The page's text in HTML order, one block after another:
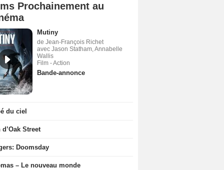
Prochainement au
Mutiny
de Jean-François Richet
avec Jason Statham, Annabelle
Wallis
Film - Action
Bande-annonce
du ciel
d’Oak Street
Doomsday
– Le nouveau monde